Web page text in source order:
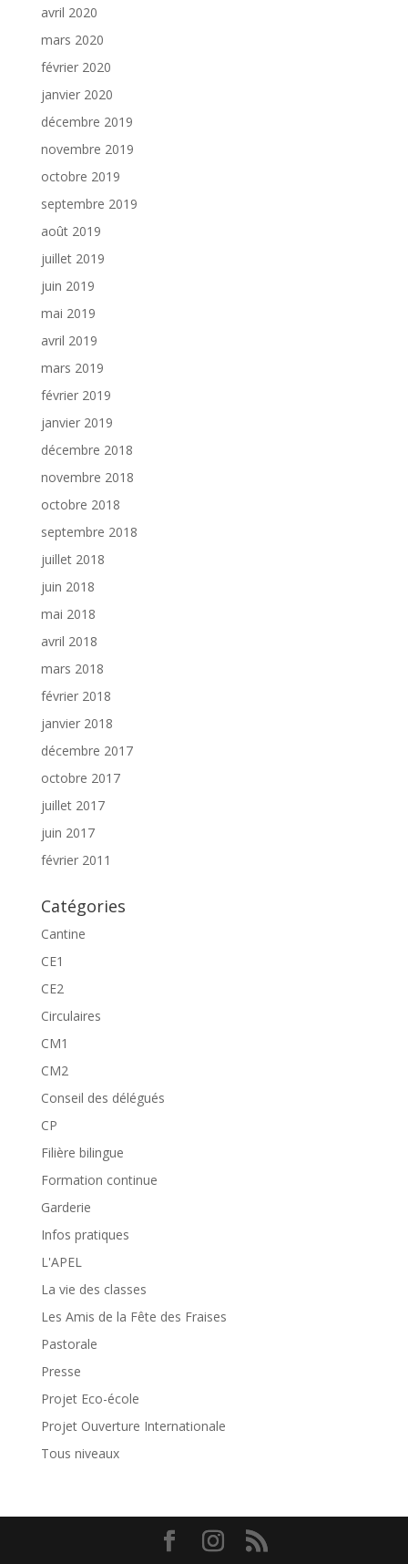
avril 2020
mars 2020
février 2020
janvier 2020
décembre 2019
novembre 2019
octobre 2019
septembre 2019
août 2019
juillet 2019
juin 2019
mai 2019
avril 2019
mars 2019
février 2019
janvier 2019
décembre 2018
novembre 2018
octobre 2018
septembre 2018
juillet 2018
juin 2018
mai 2018
avril 2018
mars 2018
février 2018
janvier 2018
décembre 2017
octobre 2017
juillet 2017
juin 2017
février 2011
Catégories
Cantine
CE1
CE2
Circulaires
CM1
CM2
Conseil des délégués
CP
Filière bilingue
Formation continue
Garderie
Infos pratiques
L'APEL
La vie des classes
Les Amis de la Fête des Fraises
Pastorale
Presse
Projet Eco-école
Projet Ouverture Internationale
Tous niveaux